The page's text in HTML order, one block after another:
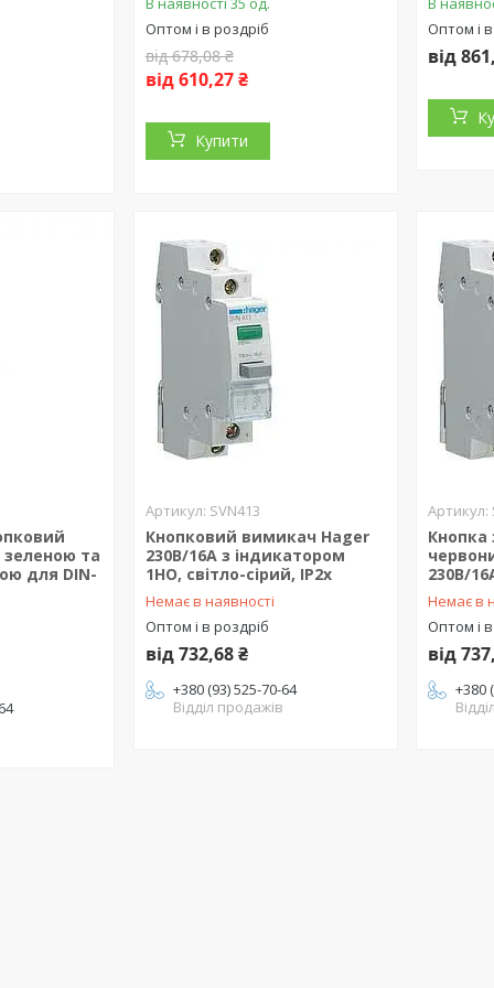
Оптом і в роздріб
від 678,08 ₴
від 610,27 ₴
Купити
Оптом і
від
зеленою та
для DIN-
SVN413
Кнопковий вимикач Hager
230В/16А з індикатором
1НО, світло-сірий, IP2x
Немає в наявності
Оптом і в роздріб
від 732,68 ₴
+380 (93) 525-70-64
Відділ продажів
Кнопка
230В/
Немає в
Оптом і
від
+380